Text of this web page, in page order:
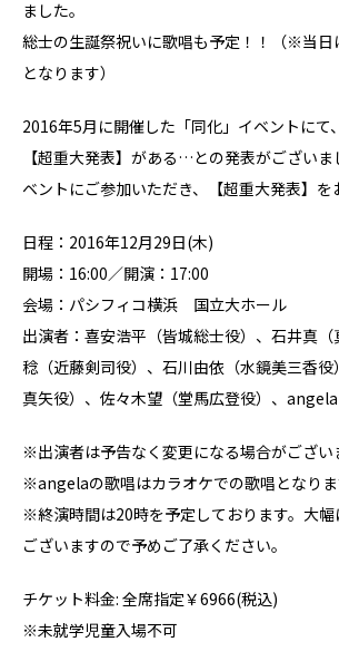
ました。
総士の生誕祭祝いに歌唱も予定！！（※当日
となります）
2016年5月に開催した「同化」イベントにて
【超重大発表】がある…との発表がござい
ベントにご参加いただき、【超重大発表】を
日程：2016年12月29日(木)
開場：16:00／開演：17:00
会場：パシフィコ横浜 国立大ホール
出演者：喜安浩平（皆城総士役）、石井真
稔（近藤剣司役）、石川由依（水鏡美三香
真矢役）、佐々木望（堂馬広登役）、angela
※出演者は予告なく変更になる場合がござい
※angelaの歌唱はカラオケでの歌唱となりま
※終演時間は20時を予定しております。大幅
ございますので予めご了承ください。
チケット料金: 全席指定￥6966(税込)
※未就学児童入場不可